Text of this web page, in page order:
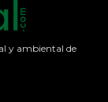
y ambiental de